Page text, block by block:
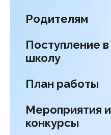
Родителям
Поступление в
школу
План работы
Мероприятия и
конкурсы